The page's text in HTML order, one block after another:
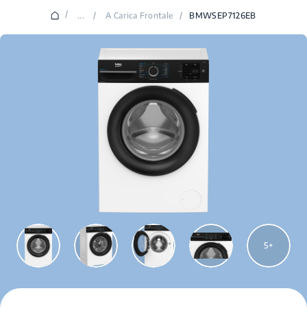
/ ... / A Carica Frontale / BMWSEP7126EB
5